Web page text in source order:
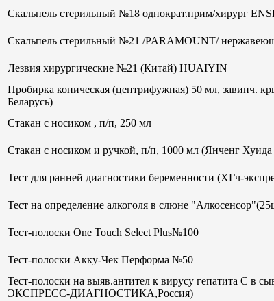
Скальпель стерильный №18 однократ.прим/хирург
Скальпель стерильный №21 /PARAMOUNT/
Лезвия хирургические №21 (Китай) HUAIYIN
Пробирка коническая (центрифужная) 50 мл,
Беларусь)
Стакан с носиком , п/п, 250 мл
Стакан с носиком и ручкой, п/п, 1000 мл (Янченг
Тест для ранней диагностики беременности
Тест на определение алкоголя в слюне
Тест-полоски One Touch Select Plus№100
Тест-полоски Акку-Чек Перформа №50
Тест-полоски на выяв.антител к вирусу гепатита С
ЭКСПРЕСС-ДИАГНОСТИКА,Россия)